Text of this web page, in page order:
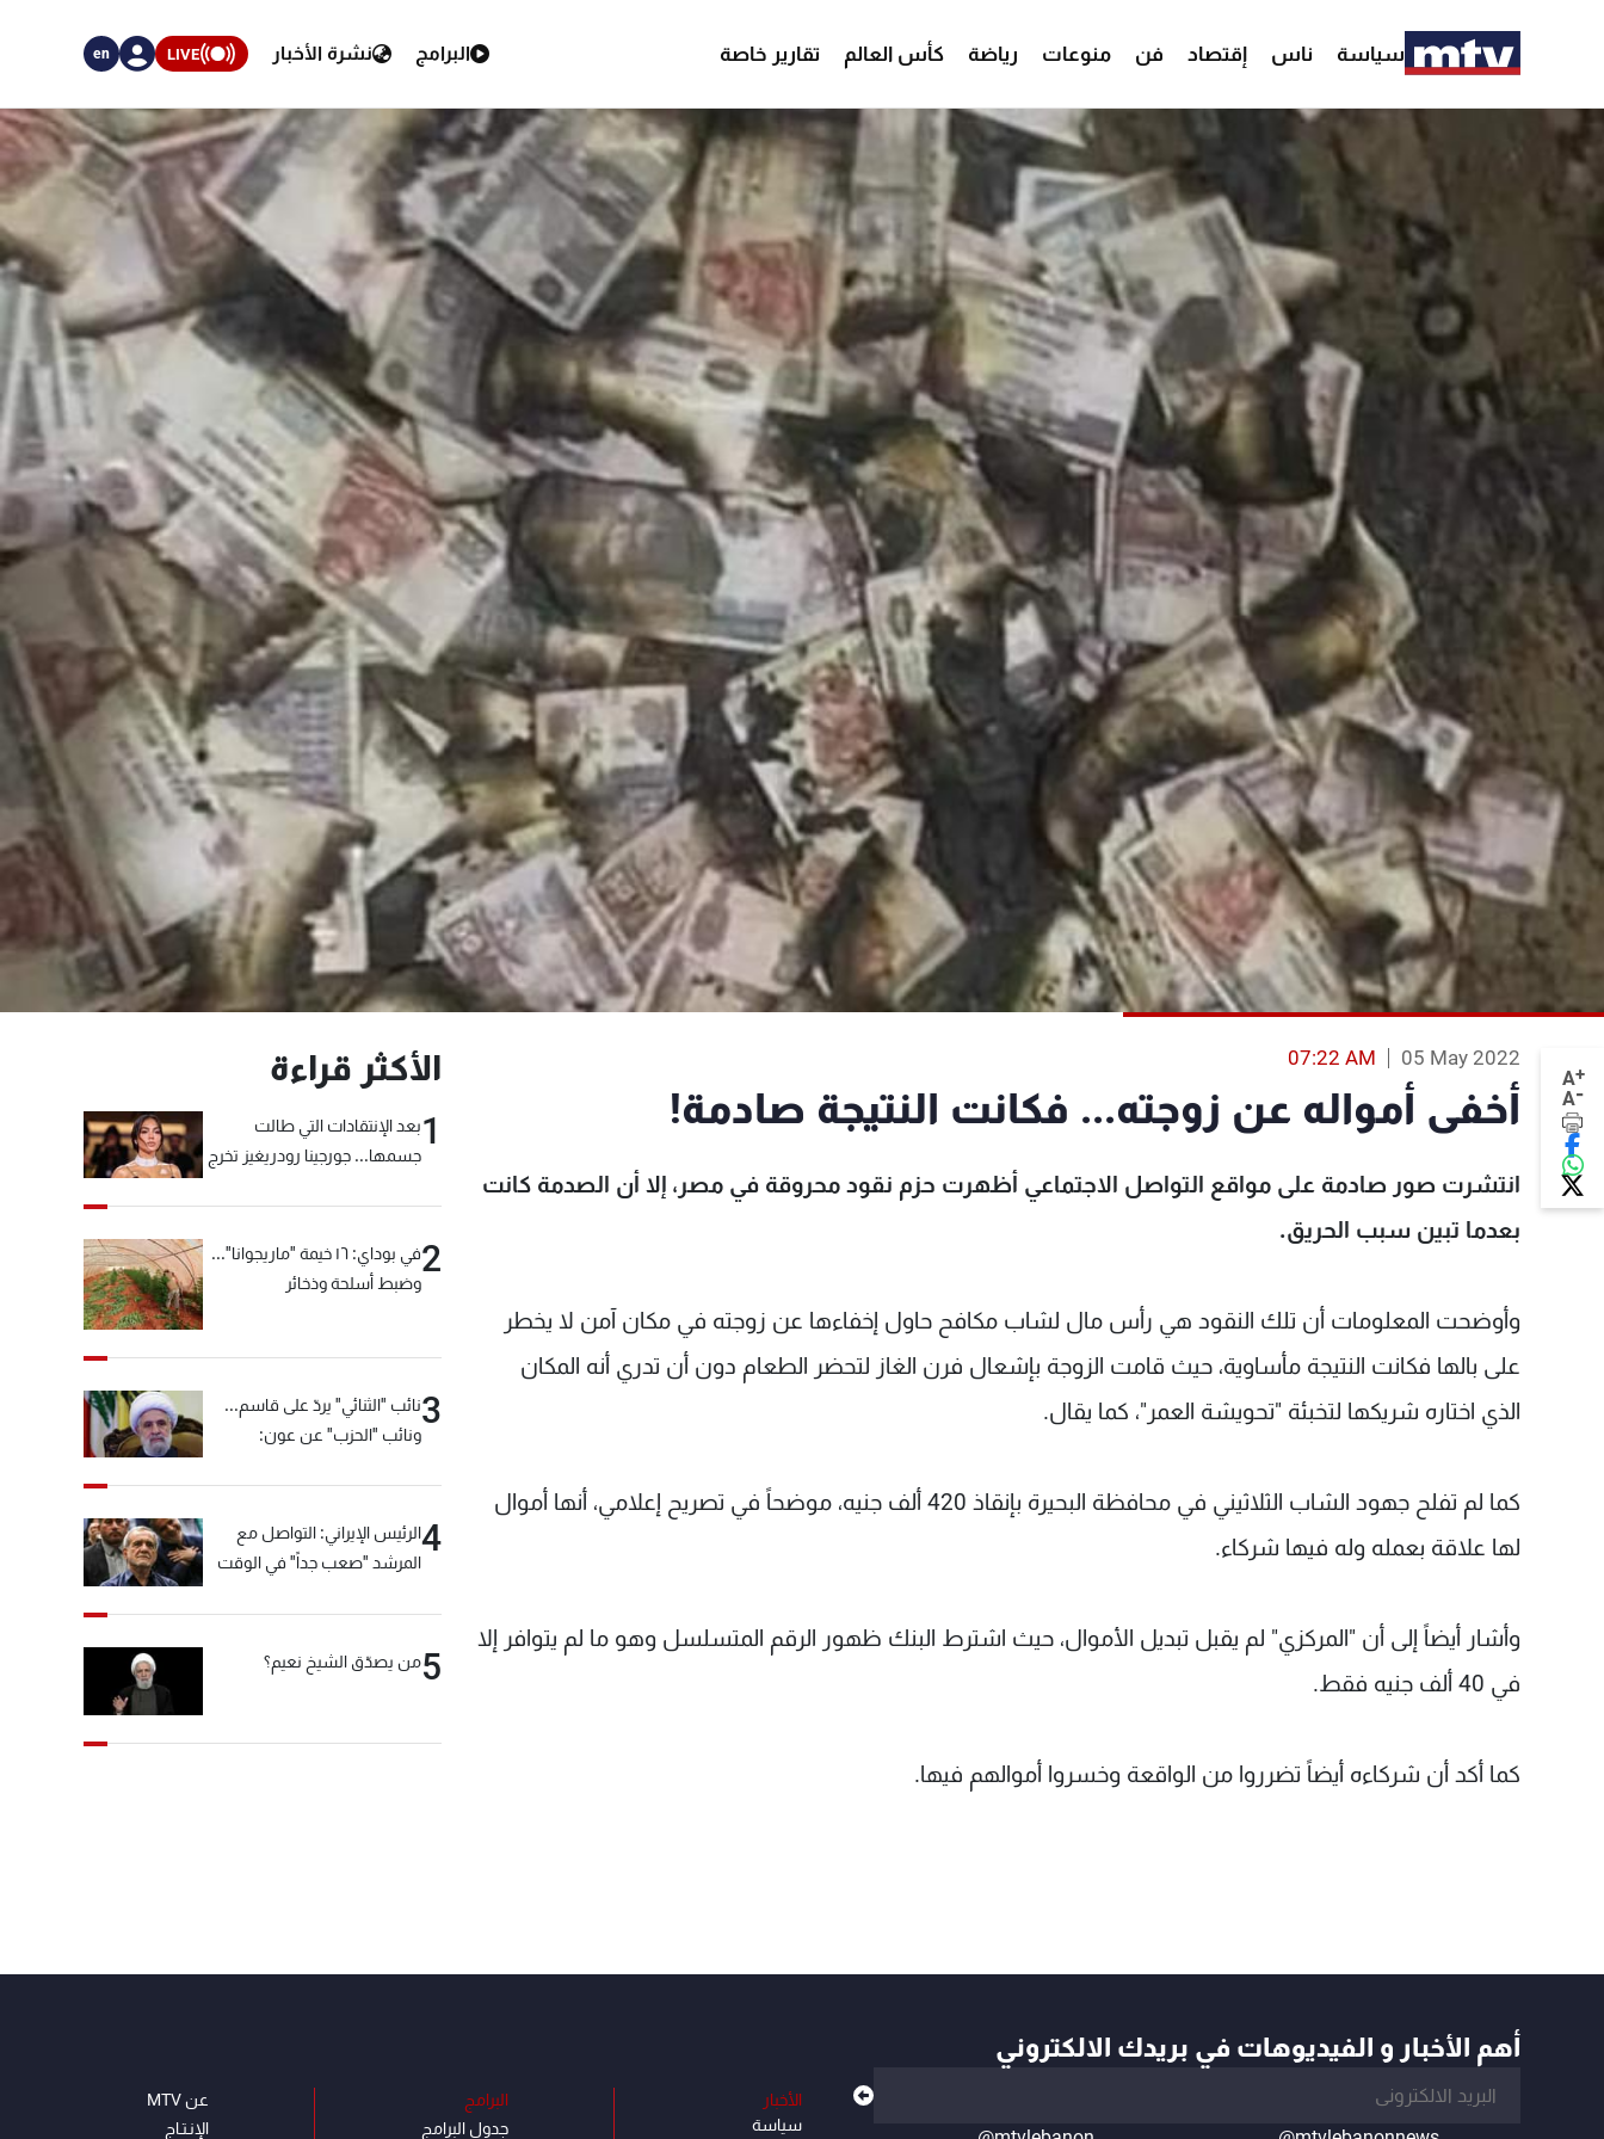
سياسة ناس إقتصاد فن منوعات رياضة كأس العالم تقارير خاصة البرامج نشرة الأخبار LIVE
en
A+
A-
05 May 2022
07:22 AM
أخفى أمواله عن زوجته... فكانت النتيجة صادمة!
انتشرت صور صادمة على مواقع التواصل الاجتماعي أظهرت حزم نقود محروقة في مصر، إلا أن الصدمة كانت
بعدما تبين سبب الحريق.
وأوضحت المعلومات أن تلك النقود هي رأس مال لشاب مكافح حاول إخفاءها عن زوجته في مكان آمن لا يخطر
على بالها فكانت النتيجة مأساوية، حيث قامت الزوجة بإشعال فرن الغاز لتحضر الطعام دون أن تدري أنه المكان
الذي اختاره شريكها لتخبئة "تحويشة العمر"، كما يقال.
كما لم تفلح جهود الشاب الثلاثيني في محافظة البحيرة بإنقاذ 420 ألف جنيه، موضحاً في تصريح إعلامي، أنها أموال
لها علاقة بعمله وله فيها شركاء.
وأشار أيضاً إلى أن "المركزي" لم يقبل تبديل الأموال، حيث اشترط البنك ظهور الرقم المتسلسل وهو ما لم يتوافر إلا
في 40 ألف جنيه فقط.
كما أكد أن شركاءه أيضاً تضرروا من الواقعة وخسروا أموالهم فيها.
الأكثر قراءة
1بعد الإنتقادات التي طالت
جسمها... جورجينا رودريغيز تخرج
2
في بوداي: ١٦ خيمة "ماريجوانا"...
وضبط أسلحة وذخائر
3نائب "الثنائي" يردّ على قاسم...
ونائب "الحزب" عن عون:
4الرئيس الإيراني: التواصل مع
المرشد "صعب جداً" في الوقت
5من يصدّق الشيخ نعيم؟
أهم الأخبار و الفيديوهات في بريدك الالكتروني
الأخبار
سياسة
البرامج
جدول البرامج
عن MTV
الإنـتـاج